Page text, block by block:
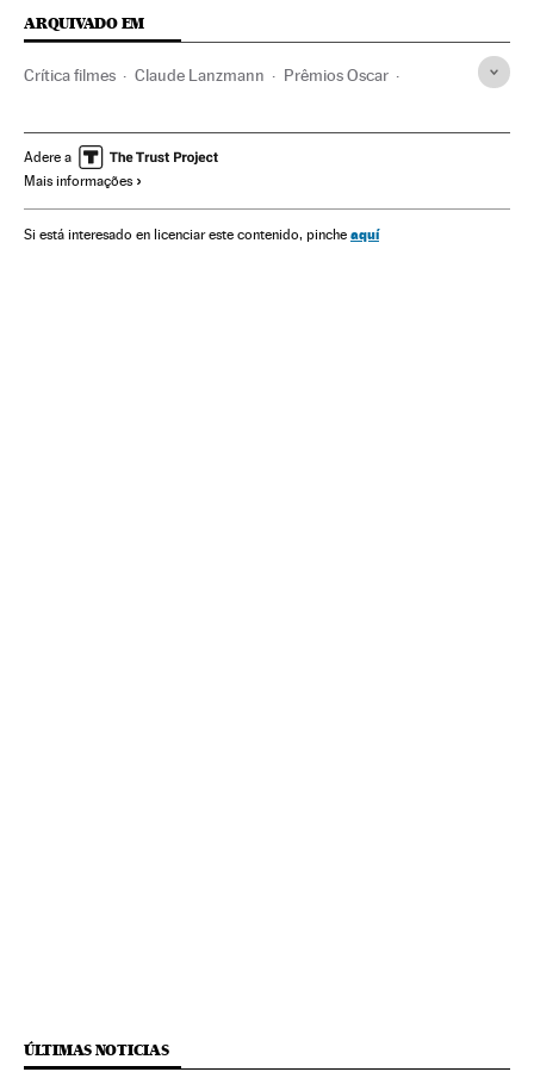
ARQUIVADO EM
Crítica filmes Claude Lanzmann Prêmios Oscar
Holocausto judeu Crítica
Segunda Guerra Mundial
História contemporânea Guerra Ideologias Cultura
Adere a
Mais informações
Si está interesado en licenciar este contenido, pinche aquí
ÚLTIMAS NOTICIAS